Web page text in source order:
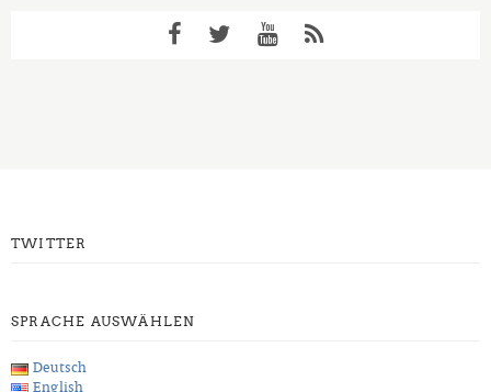
TWITTER
SPRACHE AUSWÄHLEN
Deutsch
English